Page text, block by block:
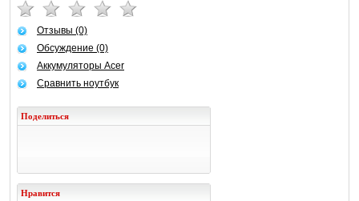
Отзывы (0)
Обсуждение (0)
Аккумуляторы Acer
Сравнить ноутбук
Поделиться
Нравится